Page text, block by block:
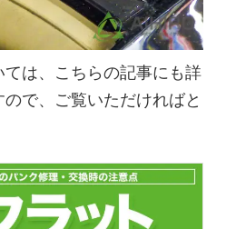
は、こちらの記事にも詳
で、ご覧いただければと